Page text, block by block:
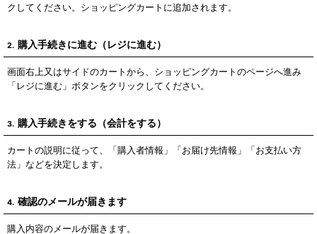
クしてください。ショッピングカートに追加されます。
2. 購入手続きに進む（レジに進む）
画面右上又はサイドのカートから、ショッピングカートのページへ進み
「レジに進む」ボタンをクリックしてください。
3. 購入手続きをする（会計をする）
カートの説明に従って、「購入者情報」「お届け先情報」「お支払い方
法」などを決定します。
4. 確認のメールが届きます
購入内容のメールが届きます。